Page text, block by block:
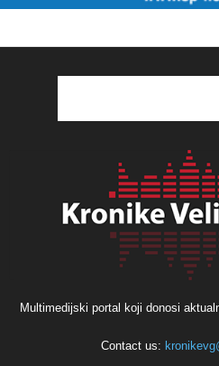
Multimedijski portal koji donosi
Contact us: